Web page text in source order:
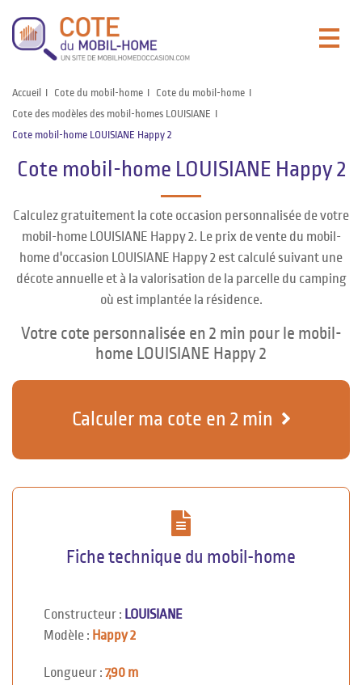
Accueil Cote du mobil-home
Cote du mobil-home
Cote des modèles des mobil-homes LOUISIANE
Cote mobil-home LOUISIANE Happy 2
Cote mobil-home LOUISIANE Happy 2
Calculez gratuitement la cote occasion personnalisée de votre
mobil-home LOUISIANE Happy 2. Le prix de vente du mobil-
home d'occasion LOUISIANE Happy 2 est calculé suivant une
décote annuelle et à la valorisation de la parcelle du camping
où est implantée la résidence.
Votre cote personnalisée en 2 min pour le mobil-
home LOUISIANE Happy 2
Calculer ma cote en 2 min
Fiche technique du mobil-home
Constructeur : LOUISIANE
Modèle : Happy 2
Longueur : 7,90 m